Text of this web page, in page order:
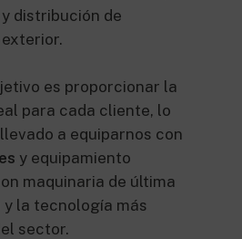
distribución de
es proporcionar la
para cada cliente, lo
a equiparnos con
y equipamiento
maquinaria de última
la tecnología más
sector.